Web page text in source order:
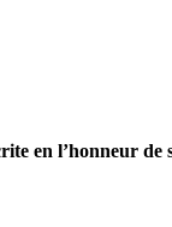
en l’honneur de